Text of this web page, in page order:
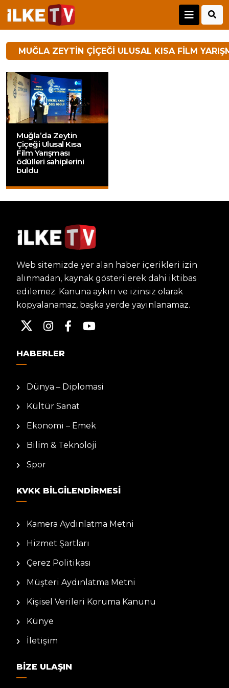
MUĞLA ZEYTIN ÇIÇEĞI ULUSAL KISA FILM
Muğla’da Zeytin
Çiçeği Ulusal Kısa
Film Yarışması
ödülleri sahiplerini
buldu
Web sitemizde yer alan haber içerikleri izin
alınmadan, kaynak gösterilerek dahi iktibas
edilemez. Kanuna aykırı ve izinsiz olarak
kopyalanamaz, başka yerde yayınlanamaz.
HABERLER
Dünya – Diplomasi
Kültür Sanat
Ekonomi – Emek
Bilim & Teknoloji
Spor
KVKK BILGILENDIRMESI
Kamera Aydınlatma Metni
Hizmet Şartları
Çerez Politikası
Müşteri Aydınlatma Metni
Kişisel Verileri Koruma Kanunu
Künye
İletişim
BIZE ULAŞIN